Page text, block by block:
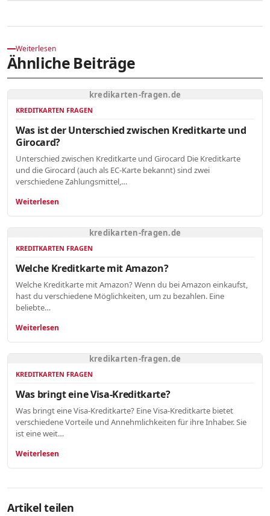
Weiterlesen
Ähnliche Beiträge
kredikarten-fragen.de
KREDITKARTEN FRAGEN
Was ist der Unterschied zwischen Kreditkarte und
Girocard?
Unterschied zwischen Kreditkarte und Girocard Die Kreditkarte
und die Girocard (auch als EC-Karte bekannt) sind zwei
verschiedene Zahlungsmittel,…
Weiterlesen
kredikarten-fragen.de
KREDITKARTEN FRAGEN
Welche Kreditkarte mit Amazon?
Welche Kreditkarte mit Amazon? Wenn du bei Amazon einkaufst,
hast du verschiedene Möglichkeiten, um zu bezahlen. Eine
beliebte…
Weiterlesen
kredikarten-fragen.de
KREDITKARTEN FRAGEN
Was bringt eine Visa-Kreditkarte?
Was bringt eine Visa-Kreditkarte? Eine Visa-Kreditkarte bietet
verschiedene Vorteile und Annehmlichkeiten für ihre Inhaber. Sie
ist eine weit…
Weiterlesen
Artikel teilen